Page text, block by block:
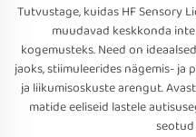
Tutvustage, kuidas HF Sensory
muudavad keskkonda
kogemusteks. Need on
jaoks, stiimuleerides nägemis-
ja liikumisoskuste arengut.
matide eeliseid lastele